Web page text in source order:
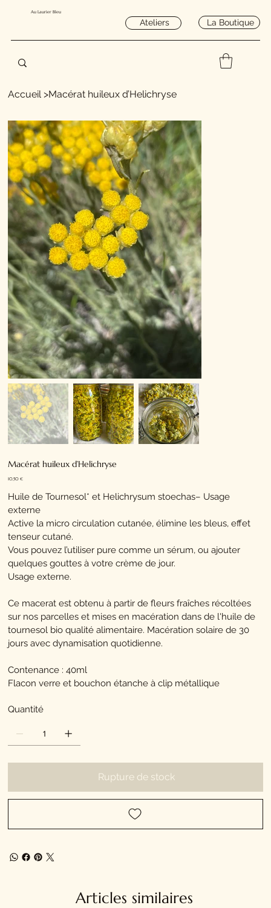
Au Laurier Bleu
Ateliers La Boutique
Accueil >Macérat huileux d’Helichryse
Macérat huileux d’Helichryse
Prix
10,50 €
Huile de Tournesol* et Helichrysum stoechas– Usage
externe
Active la micro circulation cutanée, élimine les bleus, effet
tenseur cutané.
Vous pouvez l’utiliser pure comme un sérum, ou ajouter
quelques gouttes à votre crème de jour.
Usage externe.
Ce macerat est obtenu à partir de fleurs fraîches récoltées
sur nos parcelles et mises en macération dans de l'huile de
tournesol bio qualité alimentaire. Macération solaire de 30
jours avec dynamisation quotidienne.
Contenance : 40ml
Flacon verre et bouchon étanche à clip métallique
Quantité
Rupture de stock
Articles similaires